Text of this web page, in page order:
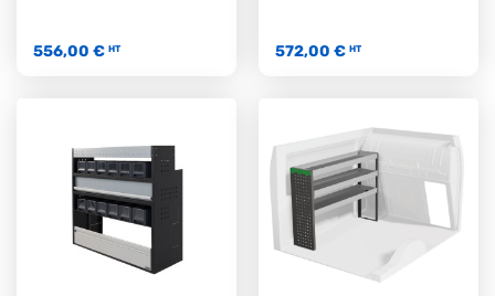
556,00 € HT 572,00 € HT